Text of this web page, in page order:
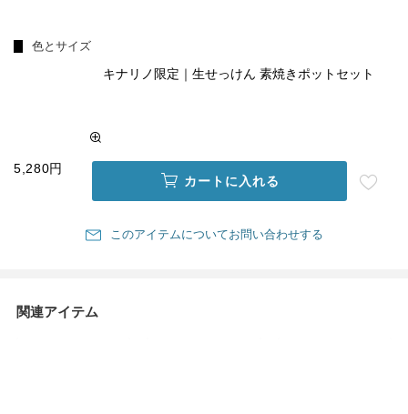
色とサイズ
キナリノ限定｜生せっけん 素焼きポットセット
5,280円
カートに入れる
このアイテムについてお問い合わせする
関連アイテム